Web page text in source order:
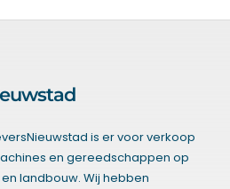
is er voor verkoop
en gereedschappen op
landbouw. Wij hebben